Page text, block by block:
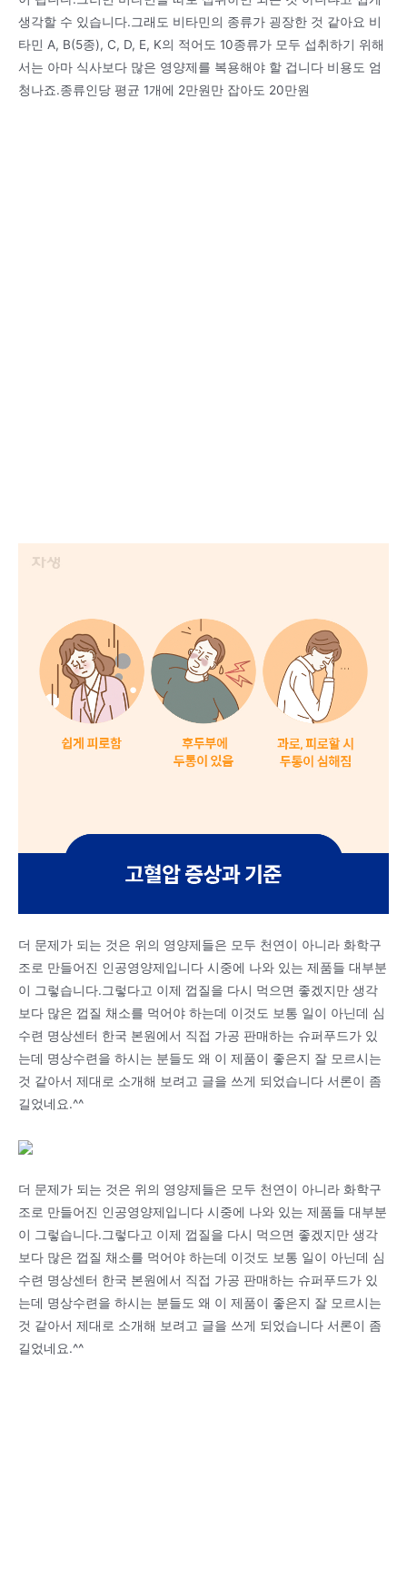
생각할 수 있습니다.그래도 비타민의 종류가 굉장한 것 같아요 비
타민 A, B(5종), C, D, E, K의 적어도 10종류가 모두 섭취하기 위해
서는 아마 식사보다 많은 영양제를 복용해야 할 겁니다 비용도 엄
청나죠.종류인당 평균 1개에 2만원만 잡아도 20만원
더 문제가 되는 것은 위의 영양제들은 모두 천연이 아니라 화학구
조로 만들어진 인공영양제입니다 시중에 나와 있는 제품들 대부분
이 그렇습니다.그렇다고 이제 껍질을 다시 먹으면 좋겠지만 생각
보다 많은 껍질 채소를 먹어야 하는데 이것도 보통 일이 아닌데 심
수련 명상센터 한국 본원에서 직접 가공 판매하는 슈퍼푸드가 있
는데 명상수련을 하시는 분들도 왜 이 제품이 좋은지 잘 모르시는
것 같아서 제대로 소개해 보려고 글을 쓰게 되었습니다 서론이 좀
길었네요.^^
더 문제가 되는 것은 위의 영양제들은 모두 천연이 아니라 화학구
조로 만들어진 인공영양제입니다 시중에 나와 있는 제품들 대부분
이 그렇습니다.그렇다고 이제 껍질을 다시 먹으면 좋겠지만 생각
보다 많은 껍질 채소를 먹어야 하는데 이것도 보통 일이 아닌데 심
수련 명상센터 한국 본원에서 직접 가공 판매하는 슈퍼푸드가 있
는데 명상수련을 하시는 분들도 왜 이 제품이 좋은지 잘 모르시는
것 같아서 제대로 소개해 보려고 글을 쓰게 되었습니다 서론이 좀
길었네요.^^